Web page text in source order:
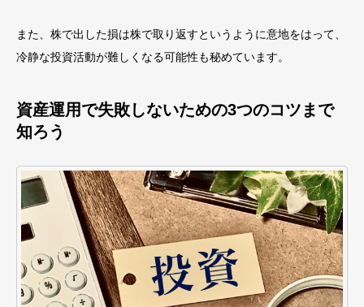
また、株で出した損は株で取り返すというように意地をはって、
冷静な投資活動が難しくなる可能性も秘めています。
資産運用で失敗しないための3つのコツまで
知ろう